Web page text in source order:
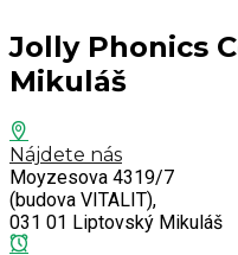
Jolly Phonics
Mikuláš
Nájdete nás
Moyzesova 4319/7
(budova VITALIT),
031 01 Liptovský Mikuláš